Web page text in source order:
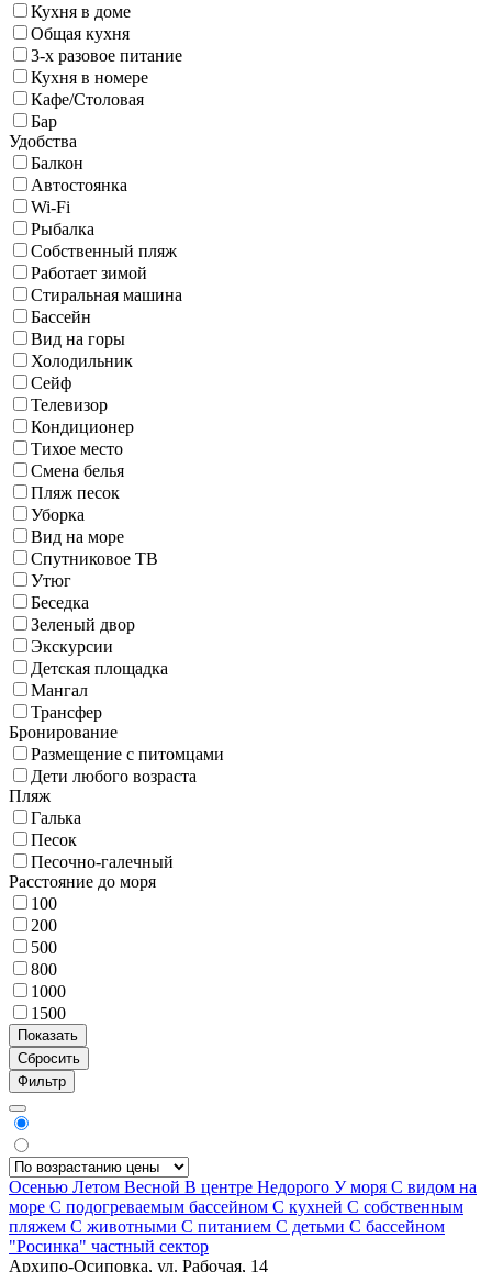
Кухня в доме
Общая кухня
3-х разовое питание
Кухня в номере
Кафе/Столовая
Бар
Удобства
Балкон
Автостоянка
Wi-Fi
Рыбалка
Собственный пляж
Работает зимой
Стиральная машина
Бассейн
Вид на горы
Холодильник
Сейф
Телевизор
Кондиционер
Тихое место
Смена белья
Пляж песок
Уборка
Вид на море
Спутниковое ТВ
Утюг
Беседка
Зеленый двор
Экскурсии
Детская площадка
Мангал
Трансфер
Бронирование
Размещение с питомцами
Дети любого возраста
Пляж
Галька
Песок
Песочно-галечный
Расстояние до моря
100
200
500
800
1000
1500
Фильтр
Осенью Летом Весной В центре Недорого У моря С видом на
море С подогреваемым бассейном С кухней С собственным
пляжем С животными С питанием С детьми С бассейном
"Росинка" частный сектор
Архипо-Осиповка, ул. Рабочая, 14